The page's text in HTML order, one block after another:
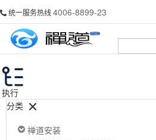
统一服务热线4006-8899-23
执行
分类
禅道安装